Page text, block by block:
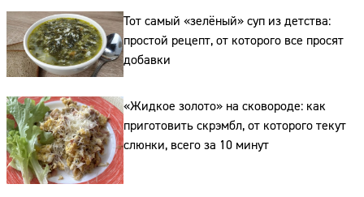
Тот самый «зелёный» суп из детства:
простой рецепт, от которого все просят
добавки
«Жидкое золото» на сковороде: как
приготовить скрэмбл, от которого текут
слюнки, всего за 10 минут